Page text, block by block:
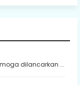
dilancarkan ...